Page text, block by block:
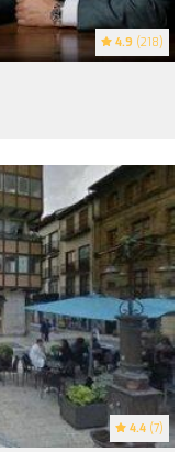
4.9 (218)
4.4 (7)